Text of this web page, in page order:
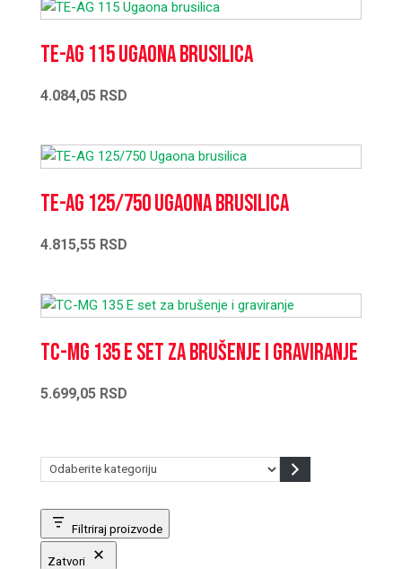
TE-AG 115 Ugaona brusilica
4.084,05 RSD
TE-AG 125/750 Ugaona brusilica
4.815,55 RSD
TC-MG 135 E set za brušenje i graviranje
5.699,05 RSD
Odaberite
Filtriraj proizvode
Zatvori